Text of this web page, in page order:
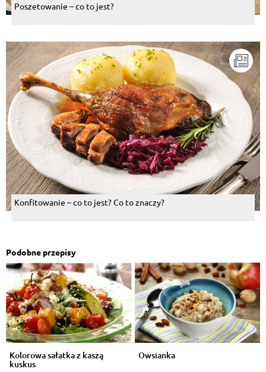
Poszetowanie – co to jest?
Konfitowanie – co to jest? Co to znaczy?
Podobne przepisy
Kolorowa sałatka z kaszą
kuskus
Owsianka